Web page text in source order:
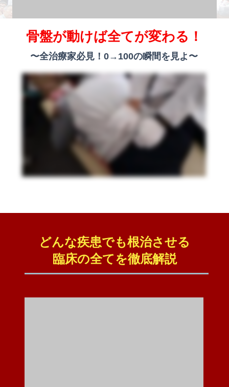
骨盤が動けば全てが変わる！
〜全治療家必見！0→100の瞬間を見よ〜
どんな疾患でも根治させる
臨床の全てを徹底解説